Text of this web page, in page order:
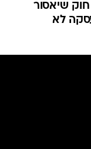
שיאסור
לא